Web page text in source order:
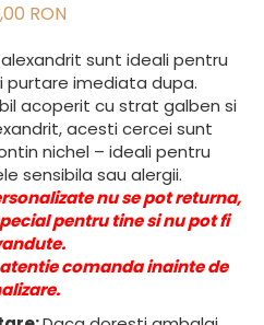
RON
sunt ideali pentru
purtare imediata dupa.
acoperit cu strat galben si
acesti cercei sunt
nichel – ideali pentru
sensibila sau alergii.
nu se pot returna,
pentru tine si nu pot fi
comanda inainte de